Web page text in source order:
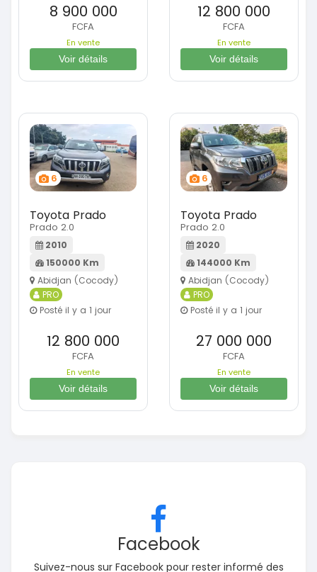
8 900 000
FCFA
En vente
Voir détails
12 800 000
FCFA
En vente
Voir détails
6
Toyota Prado
Prado 2.0
2010
150000 Km
Abidjan (Cocody)
PRO
Posté il y a 1 jour
12 800 000
FCFA
En vente
Voir détails
6
Toyota Prado
Prado 2.0
2020
144000 Km
Abidjan (Cocody)
PRO
Posté il y a 1 jour
27 000 000
FCFA
En vente
Voir détails
Facebook
Suivez-nous sur Facebook pour rester informé des